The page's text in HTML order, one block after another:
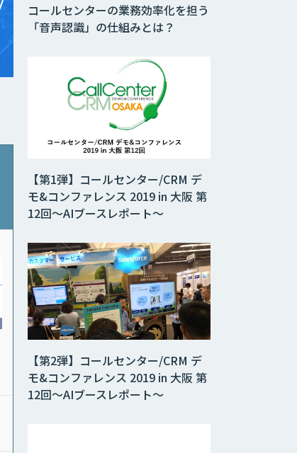
【第1弾】コールセンター/CRM デ
モ&コンファレンス 2019 in 大阪 第
12回～AIブースレポート～
【第2弾】コールセンター/CRM デ
モ&コンファレンス 2019 in 大阪 第
12回～AIブースレポート～
コールセンターの業務効率化を担う
「音声認識」の仕組みとは？